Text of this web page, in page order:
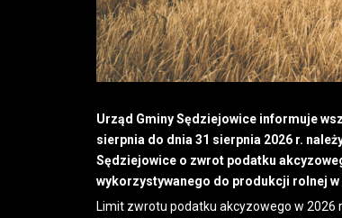
Urząd Gminy Sędziejowice informuje
sierpnia do dnia 31 sierpnia 2026 r.
Sędziejowice o zwrot podatku
wykorzystywanego do produkcji rolnej
Limit zwrotu podatku akcyzowego w 2026